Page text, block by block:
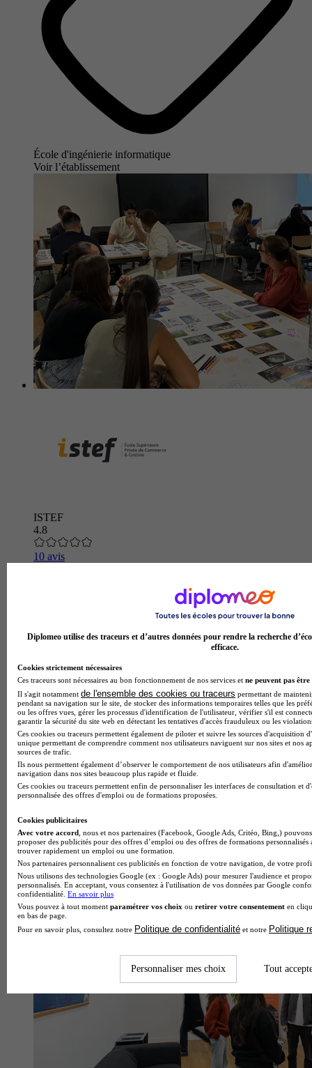
École d'ingénierie informatique
Voir l’établissement
ISTEF
4.8
10 avis
École de gestion et de commerce
Voir l’établissement
Diplomeo utilise des traceurs et d’autres données pour rendre la recherche
efficace.
Cookies strictement nécessaires
Ces traceurs sont nécessaires au bon fonctionnement de nos services et ne peuvent pas être
Il s'agit notamment de l'ensemble des cookies ou traceurs permettant de
pendant sa navigation sur le site, de stocker des informations temporaires telles que les
ou les offres vues, gérer les processus d'identification de l'utilisateur, vérifier s'il est
garantir la sécurité du site web en détectant les tentatives d'accès frauduleux ou les
Ces cookies ou traceurs permettent également de piloter et suivre les sources d'acquisition
unique permettant de comprendre comment nos utilisateurs naviguent sur nos sites et nos
sources de trafic.
Ils nous permettent également d’observer le comportement de nos utilisateurs afin
navigation dans nos sites beaucoup plus rapide et fluide.
Ces cookies ou traceurs permettent enfin de personnaliser les interfaces de consultation et
personnalisée des offres d'emploi ou de formations proposées.
Cookies publicitaires
Avec votre accord , nous et nos partenaires (Facebook, Google Ads, Critéo, Bing,)
proposer des publicités pour des offres d’emploi ou des offres de formations
trouver rapidement un emploi ou une formation.
Nos partenaires personnalisent ces publicités en fonction de votre navigation, de votre
Nous utilisons des technologies Google (ex : Google Ads) pour mesurer l'audience et
personnalisés. En acceptant, vous consentez à l'utilisation de vos données par Google
confidentialité. En savoir plus
Vous pouvez à tout moment paramétrer vos choix ou retirer votre consentement en
en bas de page.
Pour en savoir plus, consultez notre Politique de confidentialité et notre Politique
Personnaliser mes choix Tout